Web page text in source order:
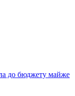
до бюджету майже